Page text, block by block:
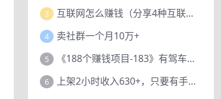
3 互联网怎么赚钱（分享4种互联网赚钱模式）
4 卖社群一个月10万+
5 《188个赚钱项目-183》有驾车评项目，动动小手，复制粘贴赚44元！
6 上架2小时收入630+，只要有手就能做的AI搞钱项目，奶奶看完都能学会!